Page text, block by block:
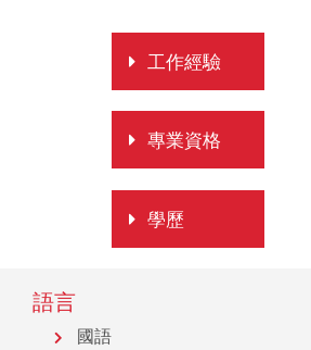
工作經驗
專業資格
學歷
語言
國語